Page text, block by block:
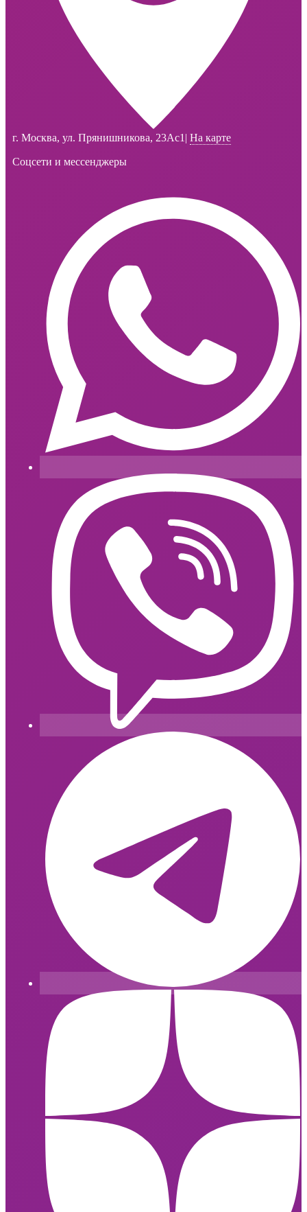
г. Москва, ул. Прянишникова, 23Ас1 | На карте
Соцсети и мессенджеры